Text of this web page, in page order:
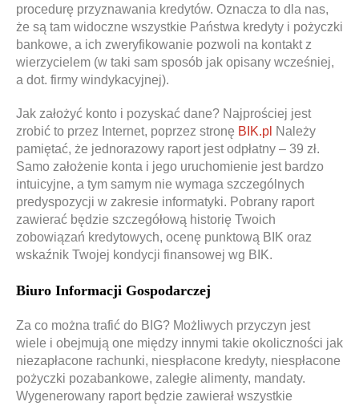
procedurę przyznawania kredytów. Oznacza to dla nas,
że są tam widoczne wszystkie Państwa kredyty i pożyczki
bankowe, a ich zweryfikowanie pozwoli na kontakt z
wierzycielem (w taki sam sposób jak opisany wcześniej,
a dot. firmy windykacyjnej).
Jak założyć konto i pozyskać dane? Najprościej jest
zrobić to przez Internet, poprzez stronę BIK.pl Należy
pamiętać, że jednorazowy raport jest odpłatny – 39 zł.
Samo założenie konta i jego uruchomienie jest bardzo
intuicyjne, a tym samym nie wymaga szczególnych
predyspozycji w zakresie informatyki. Pobrany raport
zawierać będzie szczegółową historię Twoich
zobowiązań kredytowych, ocenę punktową BIK oraz
wskaźnik Twojej kondycji finansowej wg BIK.
Biuro Informacji Gospodarczej
Za co można trafić do BIG? Możliwych przyczyn jest
wiele i obejmują one między innymi takie okoliczności jak
niezapłacone rachunki, niespłacone kredyty, niespłacone
pożyczki pozabankowe, zaległe alimenty, mandaty.
Wygenerowany raport będzie zawierał wszystkie